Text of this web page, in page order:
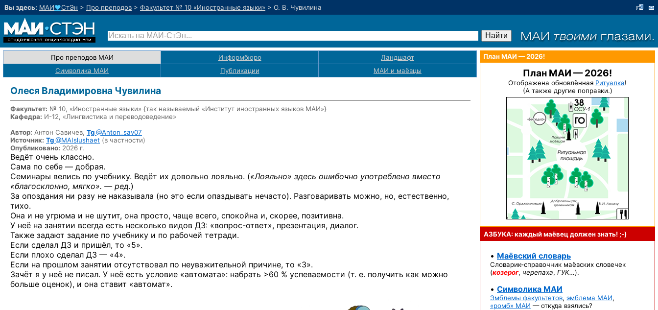
Вы здесь: МАИ♥СтЭн > Про преподов > Факультет № 10 «Иностранные языки» > О. В. Чувилина
Про преподов МАИ Информбюро
Ландшафт
Символика МАИ
Публикации МАИ и маёвцы
Олеся Владимировна Чувилина
Факультет: № 10, «Иностранные языки» {так называемый «Институт иностранных языков МАИ»}
Кафедра: И-12, «Лингвистика и переводоведение»
Автор: Антон Савичев, Tg@Anton_sav07
Источник: Tg@MAIslushaet (в частности)
Опубликовано: 2026 г.
Ведёт очень классно.
Сама по себе — добрая.
Семинары велись по учебнику. Ведёт их довольно лояльно. («Лояльно» здесь ошибочно употреблено вместо
«благосклонно, мягко». — ред.)
За опоздания ни разу не наказывала (но это если опаздывать нечасто). Разговаривать можно, но, естественно,
тихо.
Она и не угрюма и не шутит, она просто, чаще всего, спокойна и, скорее, позитивна.
У неё на занятии всегда есть несколько видов ДЗ: «вопрос-ответ», презентация, диалог.
Также задают задание по учебнику и по рабочей тетради.
Если сделал ДЗ и пришёл, то «5».
Если плохо сделал ДЗ — «4».
Если на прошлом занятии отсутствовал по неуважительной причине, то «3».
Зачёт я у неё не писал. У неё есть условие «автомата»: набрать >60 % успеваемости (т. е. получить как можно
больше оценок), и она ставит «автомат».
План МАИ — 2026!
План МАИ — 2026!
Отображена обновлённая Ритуалка!
(А также другие поправки.)
АЗБУКА: каждый маёвец должензнать! ;-)
• Маёвский словарь
Словарик-справочник маёвских словечек
(козерог, черепаха, ГУК…).
• Символика МАИ
Эмблемы факультетов, эмблема МАИ,
«ромб» МАИ — откуда взялись?